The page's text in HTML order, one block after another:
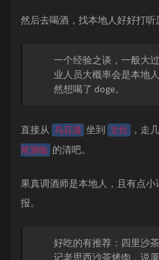
然后去喝酒，找本地人好好打听
一个经验之谈，一般大
业人员大概率会是本地
然想喝了 doge。
直接从 乌石浦 坐到 文灶 ，走
尾酒咖 的清吧。
果真调酒师是本地人，且有点
报。
好吃的有推荐：四里沙
记老思西沙茶烤肉，说